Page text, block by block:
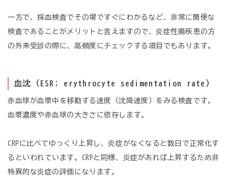
一方で、採血検査でその場ですぐにわかるなど、非常に簡便な
検査であることがメリットと言えますので、炎症性腸疾患の方
の外来受診の際に、高頻度にチェックする項目でもあります。
血沈（ESR; erythrocyte sedimentation rate）
赤血球が血漿中を移動する速度（沈降速度）をみる検査です。
血漿濃度や赤血球の大きさに依存します。
CRPに比べてゆっくり上昇し、炎症がなくなると数日で正常化す
るといわれています。CRPと同様、炎症があれば上昇するため非
特異的な炎症の評価になります。